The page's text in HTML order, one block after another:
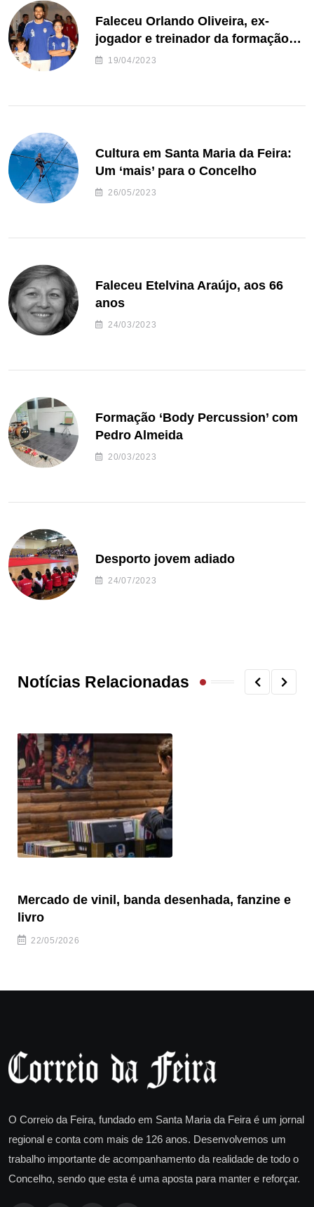
Faleceu Orlando Oliveira, ex-
jogador e treinador da formação
de andebol do Feirense
19/04/2023
Cultura em Santa Maria da Feira:
Um ‘mais’ para o Concelho
26/05/2023
Faleceu Etelvina Araújo, aos 66
anos
24/03/2023
Formação ‘Body Percussion’ com
Pedro Almeida
20/03/2023
Desporto jovem adiado
24/07/2023
Notícias Relacionadas
Mercado de vinil, banda desenhada, fanzine e
livro
22/05/2026
O Correio da Feira, fundado em Santa Maria da Feira é um jornal
regional e conta com mais de 126 anos. Desenvolvemos um
trabalho importante de acompanhamento da realidade de todo o
Concelho, sendo que esta é uma aposta para manter e reforçar.